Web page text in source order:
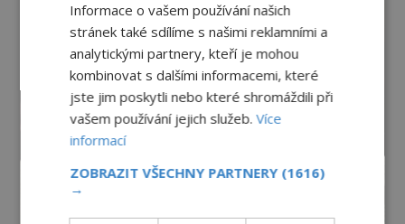
Informace o vašem používání našich
stránek také sdílíme s našimi reklamními a
analytickými partnery, kteří je mohou
kombinovat s dalšími informacemi, které
jste jim poskytli nebo které shromáždili při
vašem používání jejich služeb.Více
informací
ZOBRAZIT VŠECHNY PARTNERY (1616)
→